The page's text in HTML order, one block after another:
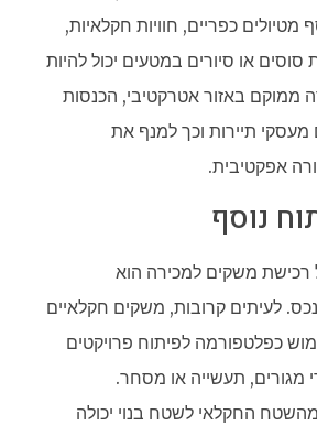
מטיולים כפריים, חוויות חקלאיות,
סוסים או סיורים במטעים יכול להיות
ממוקם באזור אטרקטיבי, הכנסות
מעסקי תיירות וכך למנף את
אפקטיבית.
נוסף
רכישת משקים למכירה הוא
לעיתים קרובות, משקים חקלאיים
כפלטפורמה לפיתוח פרויקטים
מגורים, תעשייה או מסחר.
החקלאי לשטח בנוי יכולה